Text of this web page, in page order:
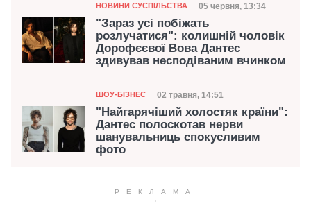
Категорія
НОВИНИ СУСПІЛЬСТВА Дата публікації
05 червня, 13:34
"Зараз усі побіжать
розлучатися": колишній чоловік
Дорофєєвої Вова Дантес
здивував несподіваним вчинком
Категорія
ШОУ-БІЗНЕС Дата публікації
02 травня, 14:51
"Найгарячіший холостяк країни":
Дантес полоскотав нерви
шанувальниць спокусливим
фото